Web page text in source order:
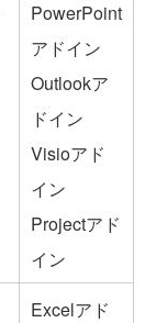
PowerPoint
アドイン
Outlookア
ドイン
Visioアド
イン
Projectアド
イン
Excelアド